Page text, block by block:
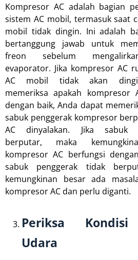
Kompresor AC adalah bagian
sistem AC mobil, termasuk saat
mobil tidak dingin. Ini adalah
bertanggung jawab untuk
freon sebelum
evaporator. Jika kompresor AC
AC mobil tidak akan
memeriksa apakah kompresor
dengan baik, Anda dapat
sabuk penggerak kompresor
AC dinyalakan. Jika sabuk
berputar, maka
kompresor AC berfungsi
sabuk penggerak tidak
kemungkinan besar ada
kompresor AC dan perlu diganti.
Periksa
Udara